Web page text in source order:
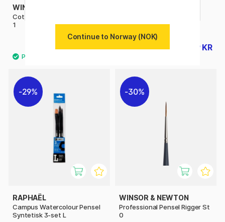
WINSOR & NEWTON
Cotman Pensel Rigger 333 St
1
68 KR
Syntetisk 3-set S
39 KR
29%
RAPHAËL
Campus Watercolour Pensel
Syntetisk 3-set L
30%
WINSOR & NEWTON
Professional Pensel Rigger St
0
Continue to Norway (NOK)